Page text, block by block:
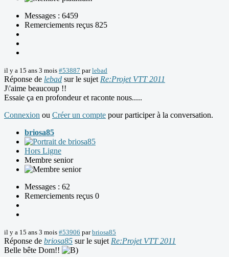
Messages : 6459
Remerciements reçus 825
il y a 15 ans 3 mois #53887 parlebad
Réponse de lebad sur le sujet Re:Projet VTT 2011
J\'aime beaucoup !!
Essaie ça en profondeur et raconte nous.....
Connexion ou Créer un compte pour participer à la conversation.
briosa85
Hors Ligne
Membre senior
Messages : 62
Remerciements reçus 0
il y a 15 ans 3 mois #53906 parbriosa85
Réponse de briosa85 sur le sujet Re:Projet VTT 2011
Belle bête Dom!!